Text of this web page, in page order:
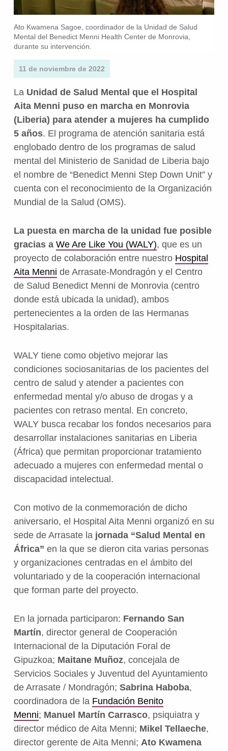
Ato Kwamena Sagoe, coordinador de la Unidad de Salud
Mental del Benedict Menni Health Center de Monrovia,
durante su intervención.
11 de noviembre de 2022
La Unidad de Salud Mental que el Hospital
Aita Menni puso en marcha en Monrovia
(Liberia) para atender a mujeres ha cumplido
5 años. El programa de atención sanitaria está
englobado dentro de los programas de salud
mental del Ministerio de Sanidad de Liberia bajo
el nombre de “Benedict Menni Step Down Unit” y
cuenta con el reconocimiento de la Organización
Mundial de la Salud (OMS).
La puesta en marcha de la unidad fue posible
gracias a We Are Like You (WALY), que es un
proyecto de colaboración entre nuestro Hospital
Aita Menni de Arrasate-Mondragón y el Centro
de Salud Benedict Menni de Monrovia (centro
donde está ubicada la unidad), ambos
pertenecientes a la orden de las Hermanas
Hospitalarias.
WALY tiene como objetivo mejorar las
condiciones sociosanitarias de los pacientes del
centro de salud y atender a pacientes con
enfermedad mental y/o abuso de drogas y a
pacientes con retraso mental. En concreto,
WALY busca recabar los fondos necesarios para
desarrollar instalaciones sanitarias en Liberia
(África) que permitan proporcionar tratamiento
adecuado a mujeres con enfermedad mental o
discapacidad intelectual.
Con motivo de la conmemoración de dicho
aniversario, el Hospital Aita Menni organizó en su
sede de Arrasate la jornada “Salud Mental en
África” en la que se dieron cita varias personas
y organizaciones centradas en el ámbito del
voluntariado y de la cooperación internacional
que forman parte del proyecto.
En la jornada participaron: Fernando San
Martín, director general de Cooperación
Internacional de la Diputación Foral de
Gipuzkoa; Maitane Muñoz, concejala de
Servicios Sociales y Juventud del Ayuntamiento
de Arrasate / Mondragón; Sabrina Haboba,
coordinadora de la Fundación Benito
Menni; Manuel Martín Carrasco, psiquiatra y
director médico de Aita Menni; Mikel Tellaeche,
director gerente de Aita Menni; Ato Kwamena